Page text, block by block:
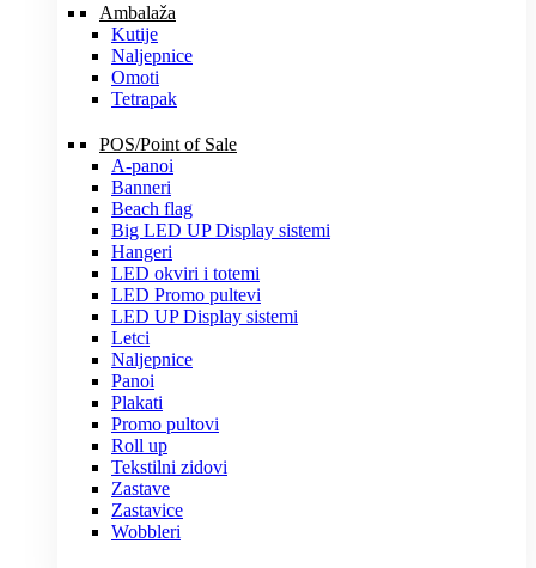
Ambalaža
Kutije
Naljepnice
Omoti
Tetrapak
POS/Point of Sale
A-panoi
Banneri
Beach flag
Big LED UP Display sistemi
Hangeri
LED okviri i totemi
LED Promo pultevi
LED UP Display sistemi
Letci
Naljepnice
Panoi
Plakati
Promo pultovi
Roll up
Tekstilni zidovi
Zastave
Zastavice
Wobbleri